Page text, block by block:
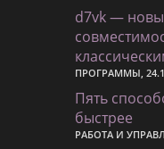
d7vk —
ПРОГРАММЫ,
Пять
быстрее
РАБОТА И